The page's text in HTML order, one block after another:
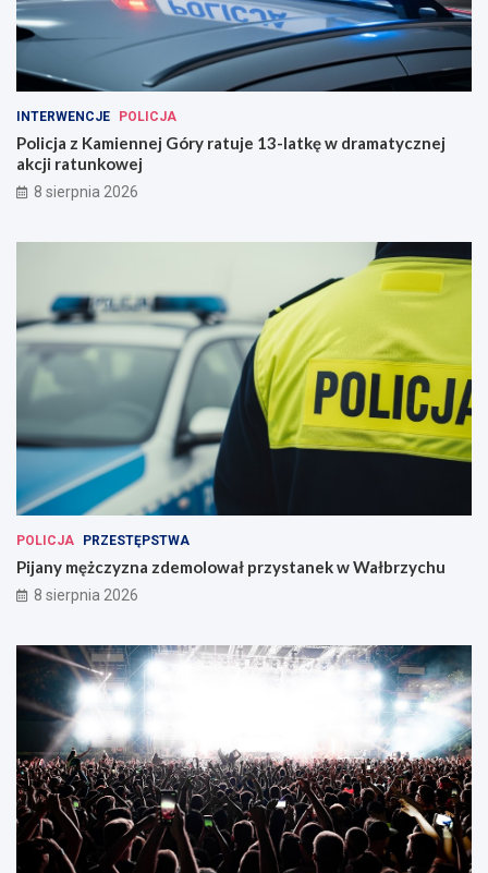
INTERWENCJE POLICJA
Policja z Kamiennej Góry ratuje 13-latkę w dramatycznej
akcji ratunkowej
8 sierpnia 2026
POLICJA PRZESTĘPSTWA
Pijany mężczyzna zdemolował przystanek w Wałbrzychu
8 sierpnia 2026